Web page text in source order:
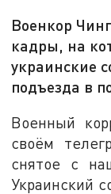
Военкор
кадры, на
украинские
подъезда в
Военный
своём
снятое с
Украинский